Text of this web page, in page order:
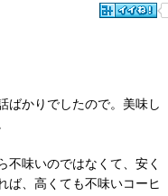
ばかりでしたので。美味し
不味いのではなくて、安く
ば、高くても不味いコーヒ